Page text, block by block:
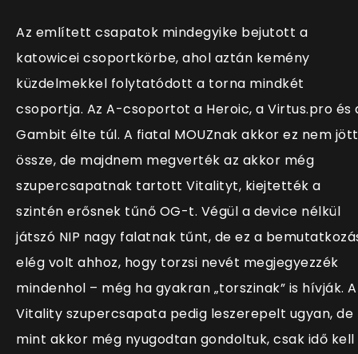
Az említett csapatok mindegyike bejutott a
katowicei csoportkörbe, ahol aztán kemény
küzdelmekkel folytatódott a torna mindkét
csoportja. Az A-csoportot a Heroic, a Virtus.pro és
Gambit élte túl. A fiatal MOUZnak akkor ez nem jött
össze, de majdnem megverték az akkor még
szupercsapatnak tartott Vitalityt, kiejtették a
szintén erősnek tűnő OG-t. Végül a device nélkül
játszó NIP nagy falatnak tűnt, de ez a
elég volt ahhoz, hogy torzsi nevét megjegyezzék
mindenhol – még ha gyakran „torszinak” is hívják. A
Vitality szupercsapata pedig leszerepelt ugyan, de
mint akkor még nyugodtan gondoltuk, csak idő kell